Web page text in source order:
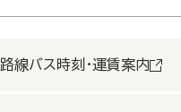
路線バス時刻・運賃案内